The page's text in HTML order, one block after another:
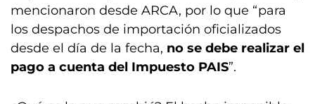
mencionaron desde ARCA, por lo que “para
los despachos de importación oficializados
desde el día de la fecha, no se debe realizar el
pago a cuenta del Impuesto PAIS”.